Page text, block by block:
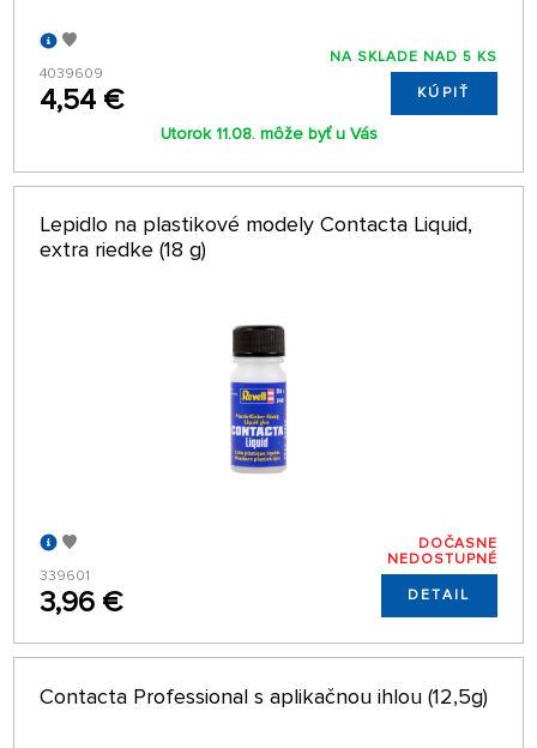
4039609
4,54 €
NA SKLADE NAD 5 KS
KÚPIŤ
Utorok 11.08. môže byť u Vás
Lepidlo na plastikové modely Contacta Liquid,
extra riedke (18 g)
339601
3,96 €
DOČASNE
NEDOSTUPNÉ
DETAIL
Contacta Professional s aplikačnou ihlou (12,5g)